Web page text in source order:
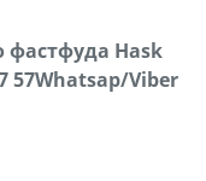
Hask
57Whatsap/Viber
30 57